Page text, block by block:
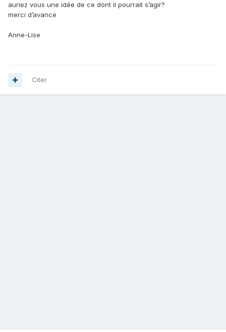
auriez vous une idée de ce dont il pourrait s’agir?
merci d’avance
Anne-Lise
Citer